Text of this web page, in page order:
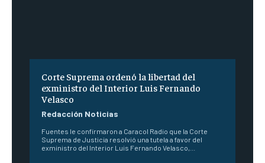
Corte Suprema ordenó la libertad del
exministro del Interior Luis Fernando
Velasco
Redacción Noticias
Fuentes le confirmaron a Caracol Radio que la Corte
Suprema de Justicia resolvió una tutela a favor del
exministro del Interior Luis Fernando Velasco,...